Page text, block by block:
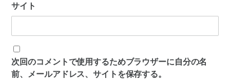
サイト
次回のコメントで使用するためブラウザーに自分の名
前、メールアドレス、サイトを保存する。